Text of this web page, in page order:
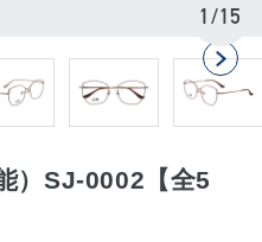
1/15
）SJ-0002【全5